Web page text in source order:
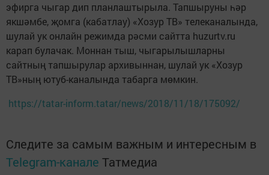
эфирга чыгар дип планлаштырыла. Тапшыруны һәр
якшәмбе, җомга (кабатлау) «Хозур ТВ» телеканалында,
шулай ук онлайн режимда рәсми сайтта huzurtv.ru
карап булачак. Моннан тыш, чыгарылышларны
сайтның тапшырулар архивыннан, шулай ук «Хозур
ТВ»ның ютуб-каналында табарга мөмкин.
https://tatar-inform.tatar/news/2018/11/18/175092/
Следите за самым важным и интересным в
Telegram-канале Татмедиа